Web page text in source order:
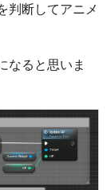
判断してアニメ
なると思いま